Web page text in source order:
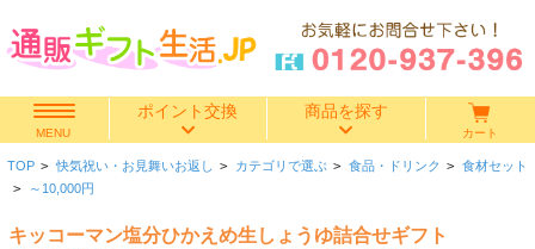
MENU
ポイント交換 商品を探す
快気祝い
香典返し
カート
TOP > 快気祝い・お見舞いお返し > カテゴリで選ぶ > 食品・ドリンク > 食材セット
> ～10,000円
キッコーマン塩分ひかえめ生しょうゆ詰合せギフト